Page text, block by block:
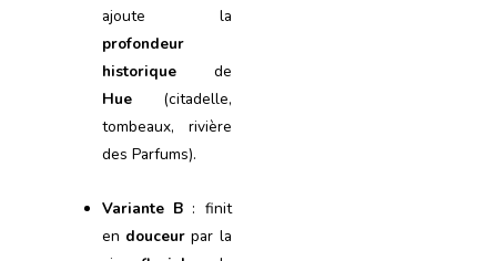
ajoute la
profondeur
historiquede
Hue(citadelle,
tombeaux, rivière
des Parfums).
Variante B : finit
en douceur par la